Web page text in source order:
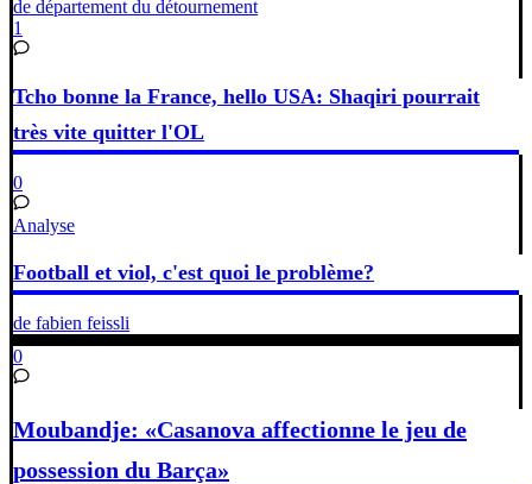
de département du détournement
1
Tcho bonne la France, hello USA: Shaqiri pourrait
très vite quitter l'OL
0
Analyse
Football et viol, c'est quoi le problème?
de fabien feissli
0
Moubandje: «Casanova affectionne le jeu de
possession du Barça»